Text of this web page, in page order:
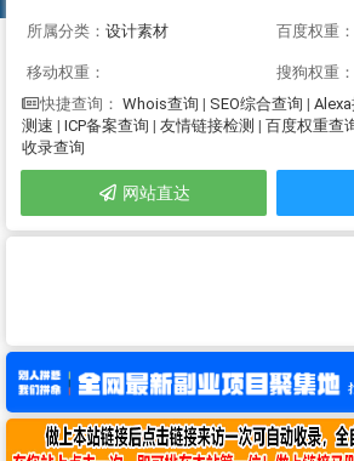
所属分类： 设计素材 百度权重：
移动权重： 搜狗权重：
快捷查询： Whois查询 | SEO综合查询 |
测速 | ICP备案查询 | 友情链接检测 | 百度权重查
收录查询
网站直达